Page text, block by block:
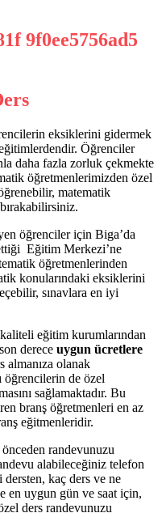
eksiklerini gidermek
Öğrenciler
daha fazla zorluk çekmekte
öğretmenlerimizden özel
matematik
öğrenciler için Biga’da
Eğitim Merkezi’ne
öğretmenlerinden
konularındaki eksiklerini
sınavlara en iyi
eğitim kurumlarından
derece uygun ücretlere
almanıza olanak
öğrencilerin de özel
sağlamaktadır. Bu
branş öğretmenleri en az
eğitmenleridir.
randevunuzu
alabileceğiniz telefon
dersten, kaç ders ve ne
en uygun gün ve saat için,
ders randevunuzu